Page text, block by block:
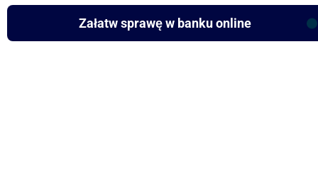
Załatw sprawę w banku online